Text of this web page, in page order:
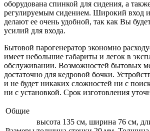
оборудована спинкой для сидения, а
регулируемым сидением. Широкий вход
делают ее очень удобной, так как Вы
усилий для входа.
Бытовой парогенератор экономно
имеет небольшие габариты и легок в
обслуживании. Возможностей бытовых
достаточно для кедровой бочки.
и не будет никаких сложностей ни с
ни с установкой. Срок изготовления
Общие
высота 135 см, ширина 76 см,